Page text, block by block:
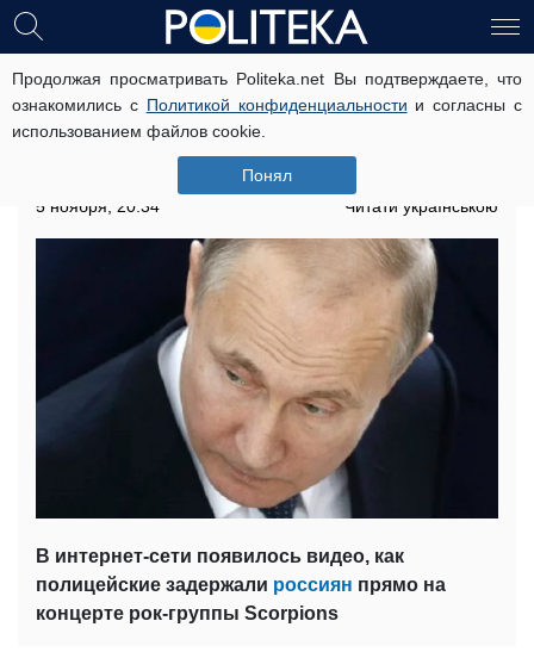
Продолжая просматривать Politeka.net Вы подтверждаете, что
ознакомились с Политикой конфиденциальности и согласны с
использованием файлов cookie.
Понял
Путин слетел с катушек,
полицейские хватают людей на
концерте Scorpions: скандальные
5 ноября, 20:34 Читати українською
В интернет-сети появилось видео, как
полицейские задержали россиян прямо на
концерте рок-группы Scorpions